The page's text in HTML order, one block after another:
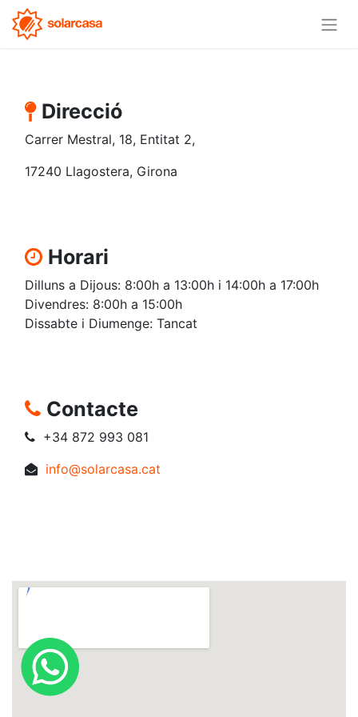
Direcció
Carrer Mestral, 18, Entitat 2,
17240 Llagostera, Girona
Horari
Dilluns a Dijous: 8:00h a 13:00h i 14:00h a 17:00h
Divendres: 8:00h a 15:00h
Dissabte i Diumenge: Tancat
Contacte
+34 872 993 081
info@solarcasa.cat